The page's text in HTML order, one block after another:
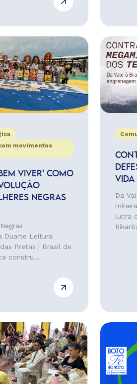
movimentos
VIVER’ COMO
NEGRAS
Duarte Leitura
Pretas | Brasil de
constru...
VIDA
Da
lucra